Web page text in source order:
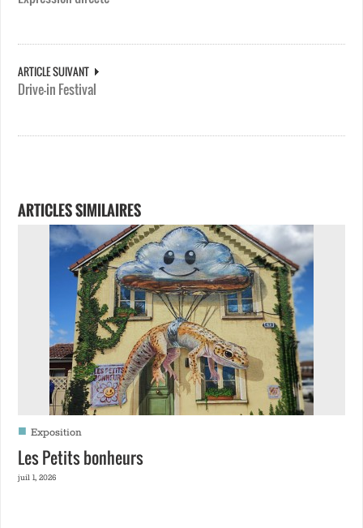
ARTICLE SUIVANT
Drive-in Festival
ARTICLES SIMILAIRES
■ Exposition
Les Petits bonheurs
juil 1, 2026